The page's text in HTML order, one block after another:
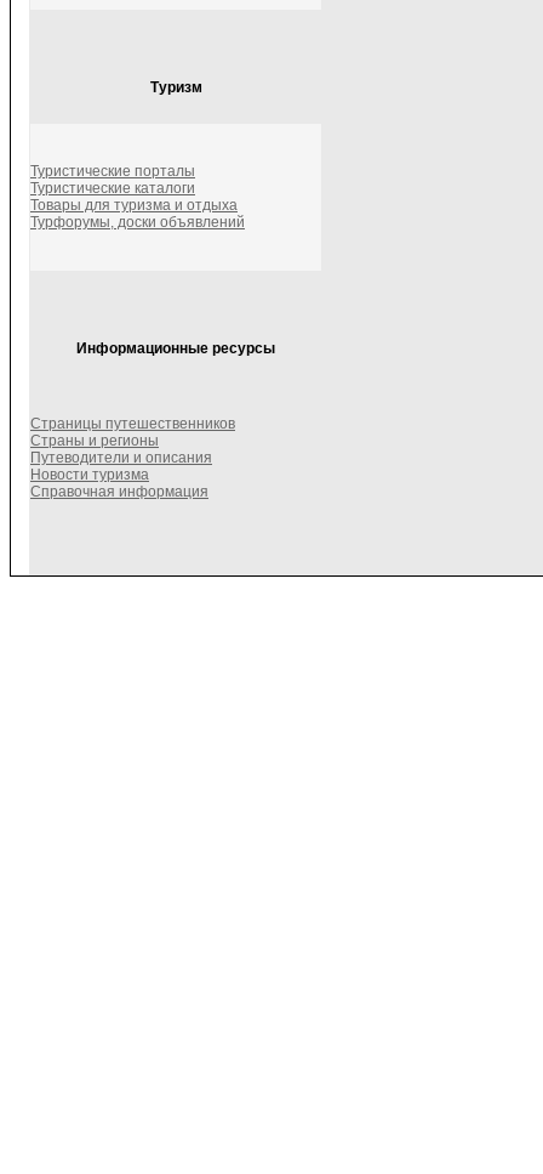
Туризм
Туристические порталы
Туристические каталоги
Товары для туризма и отдыха
Турфорумы, доски объявлений
Информационные ресурсы
Страницы путешественников
Страны и регионы
Путеводители и описания
Новости туризма
Справочная информация